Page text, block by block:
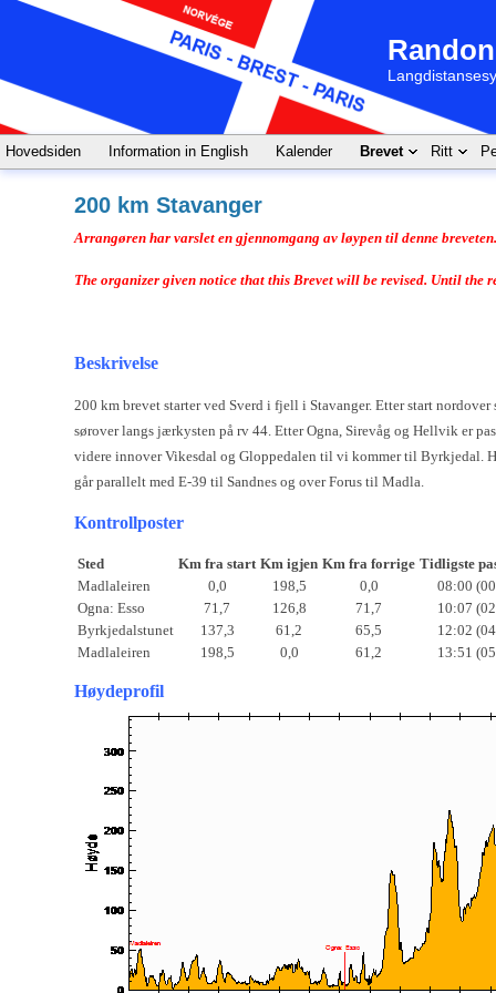
Hovedsiden Information in English Kalender Brevet Ritt
200 km Stavanger
Arrangøren har varslet en gjennomgang av løypen til denne
The organizer given notice that this Brevet will be revised. Until the
Beskrivelse
200 km brevet starter ved Sverd i fjell i Stavanger. Etter start
sørover langs jærkysten på rv 44. Etter Ogna, Sirevåg og Hellvik er
videre innover Vikesdal og Gloppedalen til vi kommer til Byrkjedal.
går parallelt med E-39 til Sandnes og over Forus til Madla.
Kontrollposter
Sted Km fra start Km igjen Km fra forrige Tidligste
Madlaleiren
0,0 198,5 0,0
08:00
Ogna: Esso
71,7 126,8 71,7
10:07
Byrkjedalstunet
137,3 61,2 65,5
12:02
Madlaleiren
198,5 0,0 61,2 13:51
Høydeprofil